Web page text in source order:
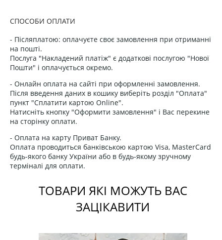
СПОСОБИ ОПЛАТИ
- Післяплатою: оплачуєте своє замовлення при отриманні
на пошті.
Послуга "Накладений платіж" є додаткові послугою "Нової
Пошти" і оплачується окремо.
- Онлайн оплата на сайті при оформленні замовлення.
Після введення даних в кошику виберіть розділ "Оплата"
пункт "Сплатити картою Online".
Натисніть кнопку "Оформити замовлення" і Вас перекине
на сторінку оплати.
- Оплата на карту Приват Банку.
Оплата проводиться банківською картою Visa, MasterCard
будь-якого банку України або в будь-якому зручному
терміналі для оплати.
ТОВАРИ ЯКІ МОЖУТЬ ВАС
ЗАЦІКАВИТИ